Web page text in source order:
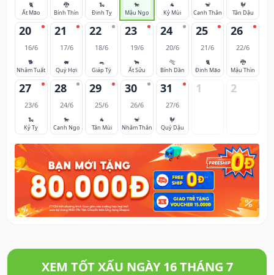
🐈
Ất Mão
🐉
Bính Thìn
🐍
Đinh Tỵ
🐎
Mậu Ngọ
🐐
Kỷ Mùi
🐒
Canh Thân
🐓
Tân Dậu
20
16/6
🐕
Nhâm Tuất
21
17/6
🐖
Quý Hợi
22
18/6
🐀
Giáp Tý
23
19/6
🐂
Ất Sửu
24
20/6
🐅
Bính Dần
25
21/6
🐈
Đinh Mão
26
22/6
🐉
Mậu Thìn
27
23/6
🐍
Kỷ Tỵ
28
24/6
🐎
Canh Ngọ
29
25/6
🐐
Tân Mùi
30
26/6
🐒
Nhâm Thân
31
27/6
🐓
Quý Dậu
1 2
XEM TỐT XẤU NGÀY 16 THÁNG 7